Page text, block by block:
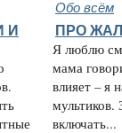
Обо всём
И
ПРО
Я люблю
мама
влияет – я
мультиков.
включать...